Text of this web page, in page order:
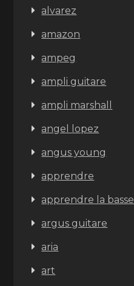
alvarez
amazon
ampeg
ampli guitare
ampli marshall
angel lopez
angus young
apprendre
apprendre la basse
argus guitare
aria
art